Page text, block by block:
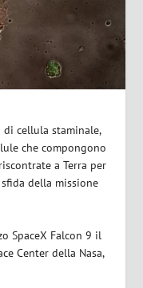
cellula staminale,
che compongono
a Terra per
della missione
SpaceX Falcon 9 il
Center della Nasa,